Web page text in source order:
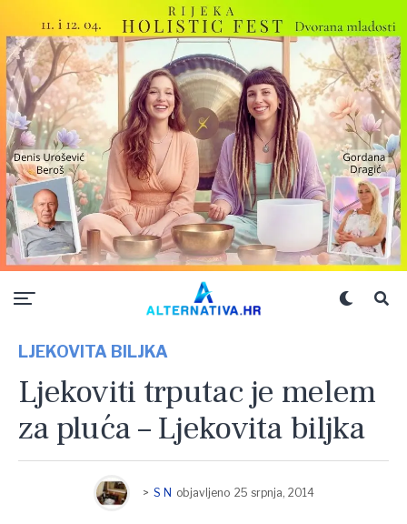
LJEKOVITA BILJKA
Ljekoviti trputac je melem
za pluća – Ljekovita biljka
> S N objavljeno 25 srpnja, 2014